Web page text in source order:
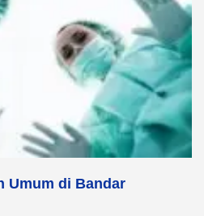
Umum di Bandar